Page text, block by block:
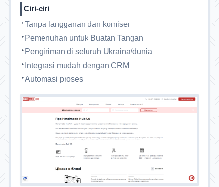
Ciri-ciri
Tanpa langganan dan komisen
Pemenuhan untuk Buatan Tangan
Pengiriman di seluruh Ukraina/dunia
Integrasi mudah dengan CRM
Automasi proses